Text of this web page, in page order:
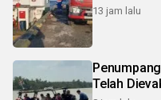
13 jam lalu
Telah